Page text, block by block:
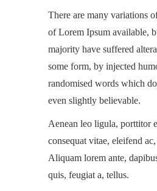
There are many variations
of Lorem Ipsum available,
majority have suffered
some form, by injected
randomised words which
even slightly believable.
Aenean leo ligula, porttitor
consequat vitae, eleifend
Aliquam lorem ante,
quis, feugiat a, tellus.